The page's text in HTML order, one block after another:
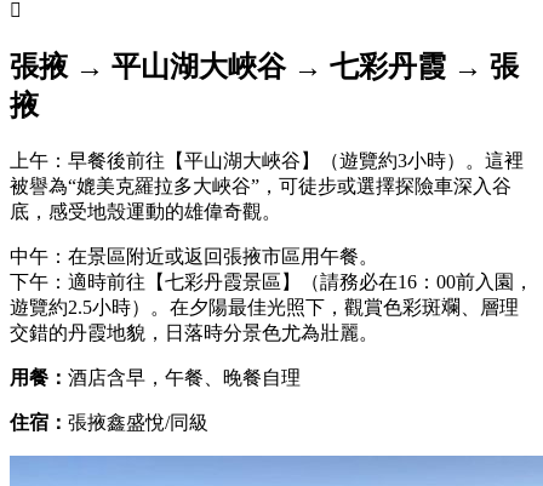

張掖 → 平山湖大峽谷 → 七彩丹霞 → 張
掖
上午：早餐後前往【平山湖大峽谷】（遊覽約3小時）。這裡
被譽為“媲美克羅拉多大峽谷”，可徒步或選擇探險車深入谷
底，感受地殼運動的雄偉奇觀。
中午：在景區附近或返回張掖市區用午餐。
下午：適時前往【七彩丹霞景區】（請務必在16：00前入園，
遊覽約2.5小時）。在夕陽最佳光照下，觀賞色彩斑斕、層理
交錯的丹霞地貌，日落時分景色尤為壯麗。
用餐： 酒店含早，午餐、晚餐自理
住宿： 張掖鑫盛悅/同級